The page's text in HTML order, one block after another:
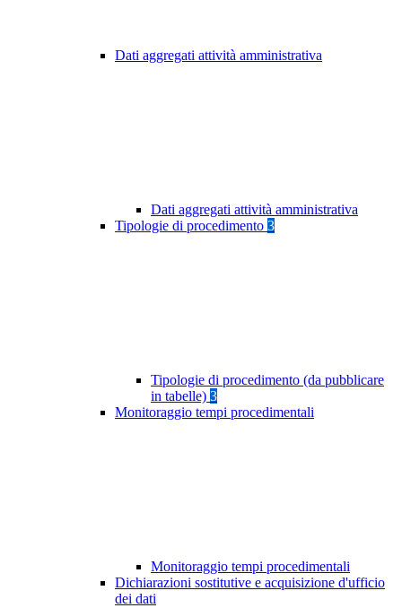
Dati aggregati attività amministrativa
Dati aggregati attività amministrativa
Tipologie di procedimento 3
Tipologie di procedimento (da pubblicare
in tabelle) 3
Monitoraggio tempi procedimentali
Monitoraggio tempi procedimentali
Dichiarazioni sostitutive e acquisizione d'ufficio
dei dati